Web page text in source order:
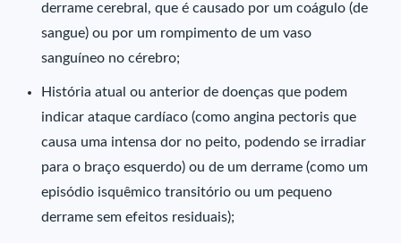
derrame cerebral, que é causado por um coágulo (de
sangue) ou por um rompimento de um vaso
sanguíneo no cérebro;
História atual ou anterior de doenças que podem
indicar ataque cardíaco (como angina pectoris que
causa uma intensa dor no peito, podendo se irradiar
para o braço esquerdo) ou de um derrame (como um
episódio isquêmico transitório ou um pequeno
derrame sem efeitos residuais);